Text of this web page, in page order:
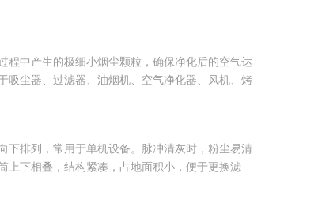
程中产生的极细小烟尘颗粒，确保净化后的空气达
吸尘器、过滤器、油烟机、空气净化器、风机、烤
下排列，常用于单机设备。脉冲清灰时，粉尘易清
上下相叠，结构紧凑，占地面积小，便于更换滤